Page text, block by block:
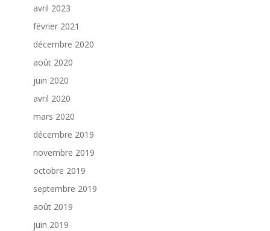
avril 2023
février 2021
décembre 2020
août 2020
juin 2020
avril 2020
mars 2020
décembre 2019
novembre 2019
octobre 2019
septembre 2019
août 2019
juin 2019